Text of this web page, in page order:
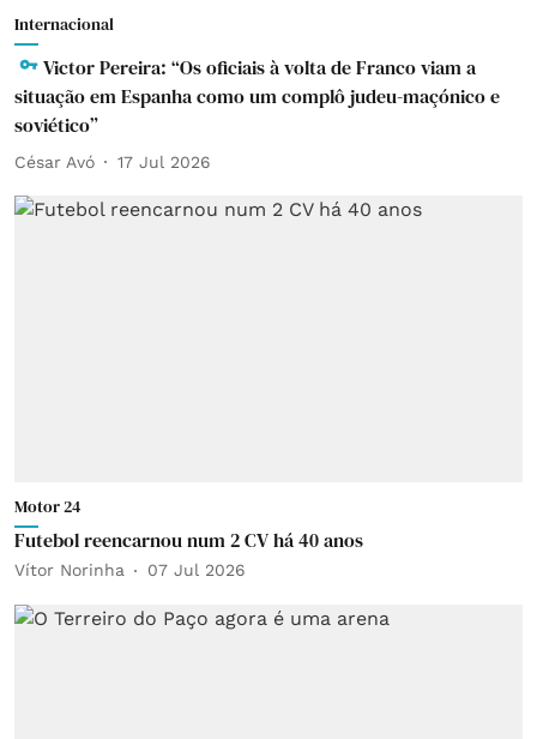
Internacional
Victor Pereira: “Os oficiais à volta de Franco viam a
situação em Espanha como um complô judeu-maçónico e
soviético”
César Avó 17 Jul 2026
Motor 24
Futebol reencarnou num 2 CV há 40 anos
Vítor Norinha 07 Jul 2026